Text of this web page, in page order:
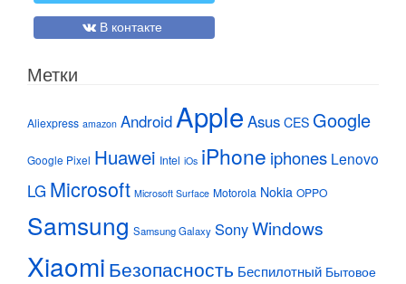
В контакте
Метки
Aliexpress amazon Android Apple Asus CES Google
Google Pixel Huawei Intel iOs iPhone iphones Lenovo
LG Microsoft Microsoft Surface Motorola Nokia OPPO
Samsung Samsung Galaxy SonyWindows
Xiaomi Безопасность Беспилотный Бытовое